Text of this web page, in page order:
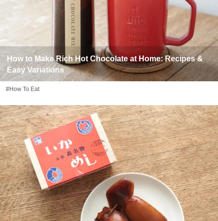
How to Make Rich Hot Chocolate at Home: Recipes &
Easy Variations
#How To Eat